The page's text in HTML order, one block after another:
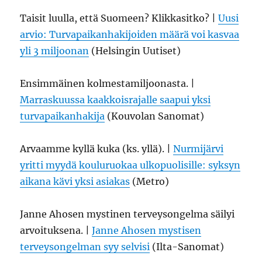
Taisit luulla, että Suomeen? Klikkasitko? |Uusi
arvio: Turvapaikanhakijoiden määrä voi kasvaa
yli 3 miljoonan (Helsingin Uutiset)
Ensimmäinen kolmestamiljoonasta. |
Marraskuussa kaakkoisrajalle saapui yksi
turvapaikanhakija (Kouvolan Sanomat)
Arvaamme kyllä kuka (ks. yllä). |Nurmijärvi
yritti myydä kouluruokaa ulkopuolisille: syksyn
aikana kävi yksi asiakas (Metro)
Janne Ahosen mystinen terveysongelma säilyi
arvoituksena. |Janne Ahosen mystisen
terveysongelman syy selvisi (Ilta-Sanomat)